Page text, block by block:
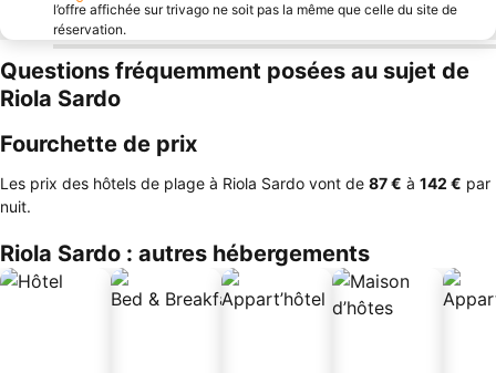
l’offre affichée sur trivago ne soit pas la même que celle du site de
réservation.
Questions fréquemment posées au sujet de
Riola Sardo
Fourchette de prix
Les prix des hôtels de plage à Riola Sardo vont de ‎87 € à ‎142 € par
nuit.
Riola Sardo : autres hébergements